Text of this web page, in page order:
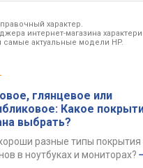
характер.
интернет-магазина
актуальные модели HP.
глянцевое или
Какое
выбрать?
разные типы покрытия
в ноутбуках и мониторах?